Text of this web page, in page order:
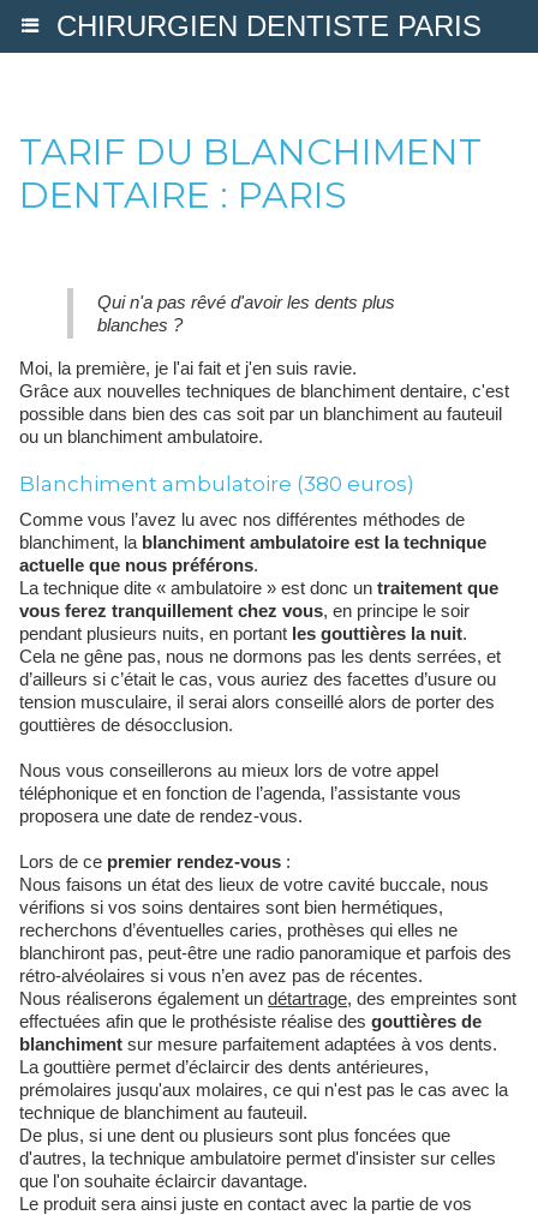
CHIRURGIEN DENTISTE PARIS
TARIF DU BLANCHIMENT
DENTAIRE : PARIS
Qui n'a pas rêvé d'avoir les dents plus
blanches ?
Moi, la première, je l'ai fait et j'en suis ravie.
Grâce aux nouvelles techniques de blanchiment dentaire, c'est
possible dans bien des cas soit par un blanchiment au fauteuil
ou un blanchiment ambulatoire.
Blanchiment ambulatoire (380 euros)
Comme vous l’avez lu avec nos différentes méthodes de
blanchiment, la blanchiment ambulatoire est la technique
actuelle que nous préférons.
La technique dite « ambulatoire » est donc un traitement que
vous ferez tranquillement chez vous, en principe le soir
pendant plusieurs nuits, en portant les gouttières la nuit.
Cela ne gêne pas, nous ne dormons pas les dents serrées, et
d’ailleurs si c’était le cas, vous auriez des facettes d’usure ou
tension musculaire, il serai alors conseillé alors de porter des
gouttières de désocclusion.
Nous vous conseillerons au mieux lors de votre appel
téléphonique et en fonction de l’agenda, l’assistante vous
proposera une date de rendez-vous.
Lors de ce premier rendez-vous :
Nous faisons un état des lieux de votre cavité buccale, nous
vérifions si vos soins dentaires sont bien hermétiques,
recherchons d’éventuelles caries, prothèses qui elles ne
blanchiront pas, peut-être une radio panoramique et parfois des
rétro-alvéolaires si vous n’en avez pas de récentes.
Nous réaliserons également un détartrage, des empreintes sont
effectuées afin que le prothésiste réalise des gouttières de
blanchiment sur mesure parfaitement adaptées à vos dents.
La gouttière permet d’éclaircir des dents antérieures,
prémolaires jusqu'aux molaires, ce qui n'est pas le cas avec la
technique de blanchiment au fauteuil.
De plus, si une dent ou plusieurs sont plus foncées que
d'autres, la technique ambulatoire permet d'insister sur celles
que l'on souhaite éclaircir davantage.
Le produit sera ainsi juste en contact avec la partie de vos